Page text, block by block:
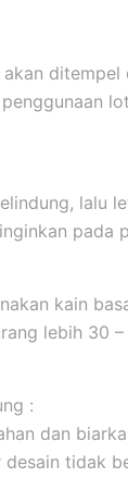
lalu
pada
kain
lebih 30
:
dan
tidak